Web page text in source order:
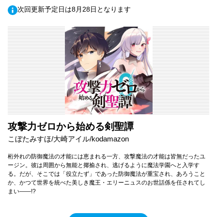
次回更新予定日は8月28日となります
攻撃力ゼロから始める剣聖譚
こぼたみすほ/大崎アイル/kodamazon
桁外れの防御魔法の才能には恵まれる一方、攻撃魔法の才能は皆無だったユ
ージン。彼は周囲から無能と揶揄され、逃げるように魔法学園へと入学す
る。だが、そこでは「役立たず」であった防御魔法が重宝され、あろうこと
か、かつて世界を統べた美しき魔王・エリーニュスのお世話係を任されてし
まい――!?